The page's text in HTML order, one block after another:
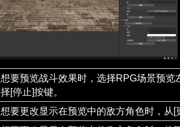
想要预览战斗效果时，选择RPG场景预
择[停止]按键。
想要更改显示在预览中的敌方角色时，从